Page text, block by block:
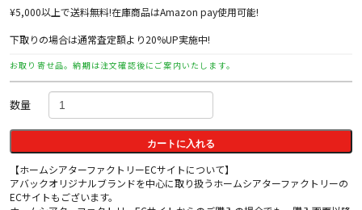
¥5,000以上で送料無料!在庫商品はAmazon pay使用可能!
下取りの場合は通常査定額より20%UP実施中!
お取り寄せ品。納期は注文確認後にご案内いたします。
数量
カートに入れる
【ホームシアターファクトリーECサイトについて】
アバックオリジナルブランドを中心に取り扱うホームシアターファクトリーの
ECサイトもございます。